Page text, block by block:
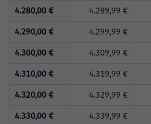
4.280,00 € 4.289,99 €
4.290,00 € 4.299,99 €
4.300,00 € 4.309,99 €
4.310,00 € 4.319,99 €
4.320,00 € 4.329,99 €
4.330,00 € 4.339,99 €